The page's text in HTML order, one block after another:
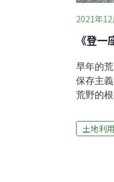
2021年
《登
早年的
保存主
荒野的
的可能
1950-
土地利用